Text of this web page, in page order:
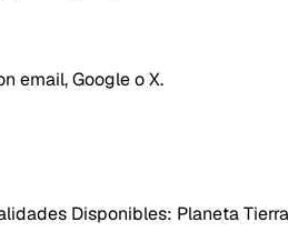
email, Google o X.
Disponibles: Planeta